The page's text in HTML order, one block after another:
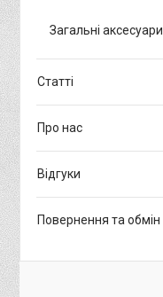
Загальні аксесуари
Статті
Про нас
Відгуки
Повернення та обмін